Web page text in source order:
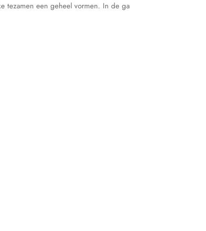
tezamen een geheel vormen. In de ga